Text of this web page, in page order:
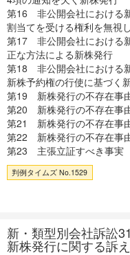
第16 非公開会社における
割当てを受ける権利を無視
第17 非公開会社における
正な方法による新株発行
第18 非公開会社における
新株予約権の行使に基づく
第19 新株発行の不存在事
第20 新株発行の不存在事
第21 新株発行の不存在事
第22 新株発行の不存在事
第23 主張立証すべき事実
判例タイムズ No.1529
新・類型別会社訴訟31
新株発行に関する訴